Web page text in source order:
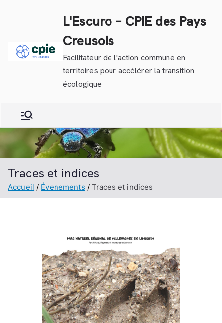
L'Escuro – CPIE des Pays
Creusois
Facilitateur de l'action commune en
territoires pour accélérer la transition
écologique
Traces et indices
Accueil Évenements Traces et indices